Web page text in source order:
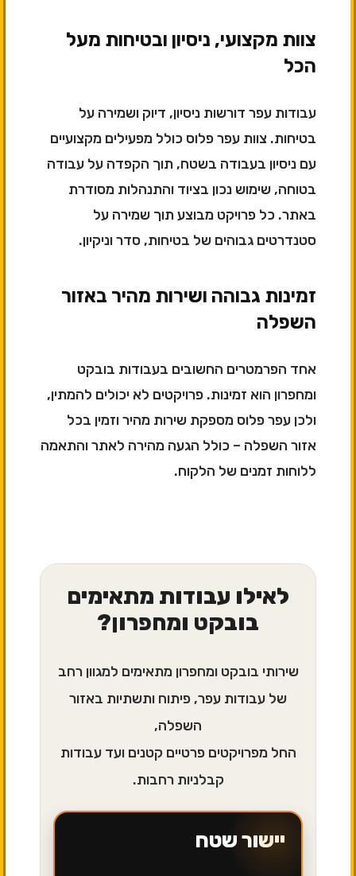
צוות מקצועי, ניסיון ובטיחות מעל
הכל
עבודות עפר דורשות ניסיון, דיוק ושמירה על
בטיחות. צוות עפר פלוס כולל מפעילים מקצועיים
עם ניסיון בעבודה בשטח, תוך הקפדה על עבודה
בטוחה, שימוש נכון בציוד והתנהלות מסודרת
באתר. כל פרויקט מבוצע תוך שמירה על
סטנדרטים גבוהים של בטיחות, סדר וניקיון.
זמינות גבוהה ושירות מהיר באזור
השפלה
אחד הפרמטרים החשובים בעבודות בובקט
ומחפרון הוא זמינות. פרויקטים לא יכולים להמתין,
ולכן עפר פלוס מספקת שירות מהיר וזמין בכל
אזור השפלה – כולל הגעה מהירה לאתר והתאמה
ללוחות זמנים של הלקוח.
לאילו עבודות מתאימים
בובקט ומחפרון?
שירותי בובקט ומחפרון מתאימים למגוון רחב
של עבודות עפר, פיתוח ותשתיות באזור
השפלה,
החל מפרויקטים פרטיים קטנים ועד עבודות
קבלניות רחבות.
יישור שטח